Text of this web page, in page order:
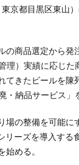
京都目黒区東山
の商品選定から発
理）実績に応じた
てきたビールを陳
・納品サービス」
場の整備を可能に
リーズを導入する
める。